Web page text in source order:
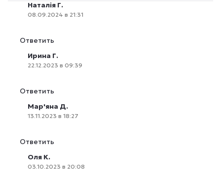
Наталія Г.
08.09.2024 в 21:31
Ответить
Ирина Г.
22.12.2023 в 09:39
Ответить
Мар'яна Д.
13.11.2023 в 18:27
Ответить
Оля К.
03.10.2023 в 20:08